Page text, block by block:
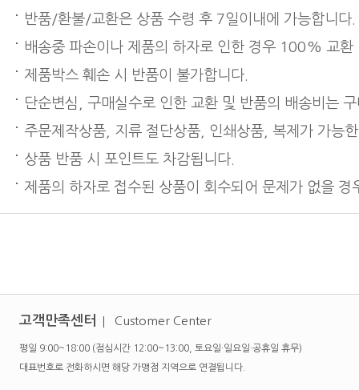
반품/환불/교환은 상품 수령 후 7일이내에 가능합니다.
배송중 파손이나 제품의 하자로 인한 경우 100% 교환
제품박스 훼손 시 반품이 불가합니다.
단순변심, 구매실수로 인한 교환 및 반품의 배송비는
주문제작상품, 지류 절단상품, 인쇄상품, 복제가 가능
상품 반품 시 포인트도 차감됩니다.
제품의 하자로 접수된 상품이 회수되어 문제가 없을
고객만족센터 Customer Center
평일 9:00~18:00 (점심시간 12:00~13:00, 토요일·일요일·공휴일 휴무)
대표번호로 전화하시면 해당 가맹점 지역으로 연결됩니다.